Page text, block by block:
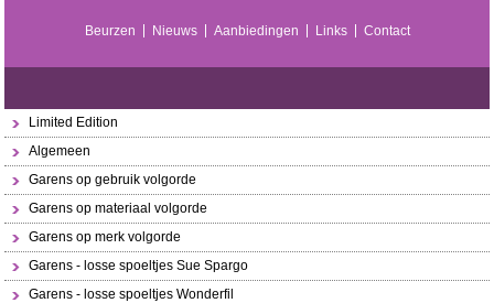
Beurzen Nieuws Aanbiedingen Links Contact
Limited Edition
Algemeen
Garens op gebruik volgorde
Garens op materiaal volgorde
Garens op merk volgorde
Garens - losse spoeltjes Sue Spargo
Garens - losse spoeltjes Wonderfil